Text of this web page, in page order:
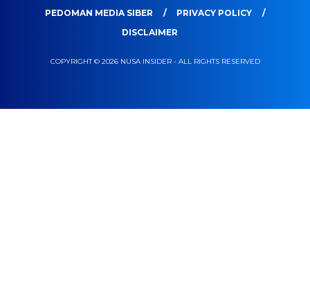
PEDOMAN MEDIA SIBER
PRIVACY POLICY
DISCLAIMER
COPYRIGHT © 2026 NUSA INSIDER - ALL RIGHTS RESERVED